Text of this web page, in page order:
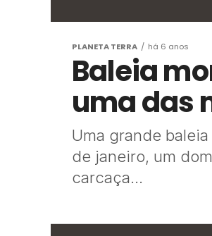
PLANETA TERRA há 6 anos
Baleia
uma das
Uma grande
de janeiro, um
carcaça...